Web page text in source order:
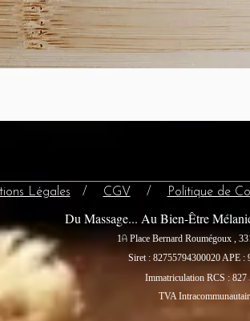
Du Massage... Au Bien-Être
1A Place Bernard Roumégoux ,
Siret : 82755794300020APE :
Immatriculation RCS :
TVA
Légales / CGV / Politique de